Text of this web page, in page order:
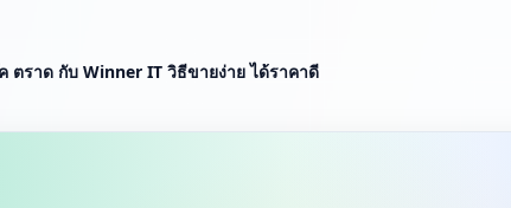
ตราด กับ Winner IT วิธีขายง่าย ได้ราคาดี